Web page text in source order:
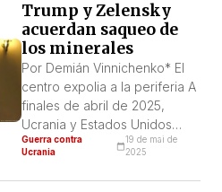
prisioneros de guerra de las
fuerzas ucranianas. Muchos
más miles de soldados de la
Federación Rusa, FR –tanto
rusos como extranjeros– se
entregaron […]
Trump y Zelensky
acuerdan saqueo de
los minerales
Por Demián Vinnichenko* El
centro expolia a la periferia A
finales de abril de 2025,
Ucrania y Estados Unidos
firmaron un “Acuerdo de
de minerales”. Formalmente,
Guerra contra
Ucrania
19 de mai de
2025